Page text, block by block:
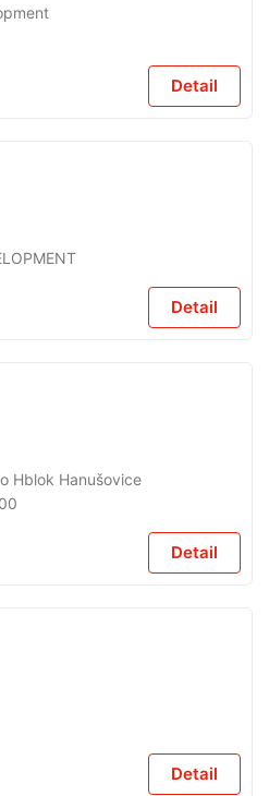
Detail
Detail
Hblok Hanušovice
Detail
Detail